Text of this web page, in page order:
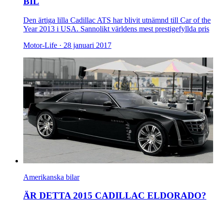
Den ärtiga lilla Cadillac ATS har blivit utnämnd till Car of the
Year 2013 i USA. Sannolikt världens mest prestigefyllda pris
Motor-Life · 28 januari 2017
Amerikanska bilar
ÄR DETTA 2015 CADILLAC ELDORADO?